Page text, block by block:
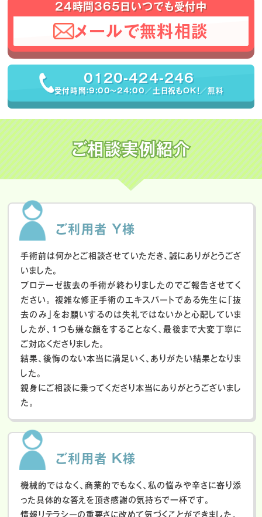
24時間365日いつでも受付中
メールで無料相談
0120-424-246
受付時間：9:00〜24:00／土日祝もOK！／無料
ご相談実例紹介
ご利用者 Y様
手術前は何かとご相談させていただき、誠にありがとうござ
いました。
プロテーゼ抜去の手術が終わりましたのでご報告させてく
ださい。
複雑な修正手術のエキスパートである先生に「抜
去のみ」をお願いするのは失礼ではないかと心配していま
したが、１つも嫌な顔をすることなく、最後まで大変丁寧に
ご対応くださりました。
結果、後悔のない本当に満足いく、ありがたい結果となりま
した。
親身にご相談に乗ってくださり本当にありがとうございまし
た。
ご利用者 K様
機械的ではなく、商業的でもなく、私の悩みや辛さに寄り添
った具体的な答えを頂き感謝の気持ちで一杯です。
情報リテラシーの重要さに改めて気づくことができました。